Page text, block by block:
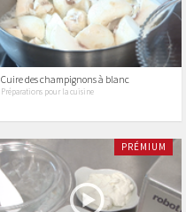
Cuire des champignons à blanc
Préparations pour la cuisine
PRÉMIUM